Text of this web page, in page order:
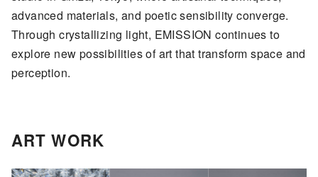
advanced materials, and poetic sensibility converge.
Through crystallizing light, EMISSION continues to
explore new possibilities of art that transform space and
perception.
ART WORK